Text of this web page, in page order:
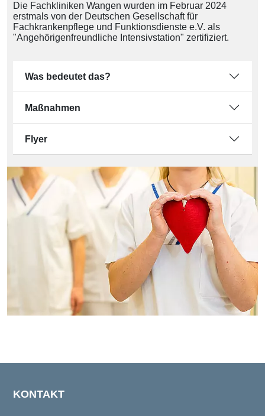
Die Fachkliniken Wangen wurden im Februar 2024
erstmals von der Deutschen Gesellschaft für
Fachkrankenpflege und Funktionsdienste e.V. als
"Angehörigenfreundliche Intensivstation" zertifiziert.
Was bedeutet das?
Maßnahmen
Flyer
KONTAKT